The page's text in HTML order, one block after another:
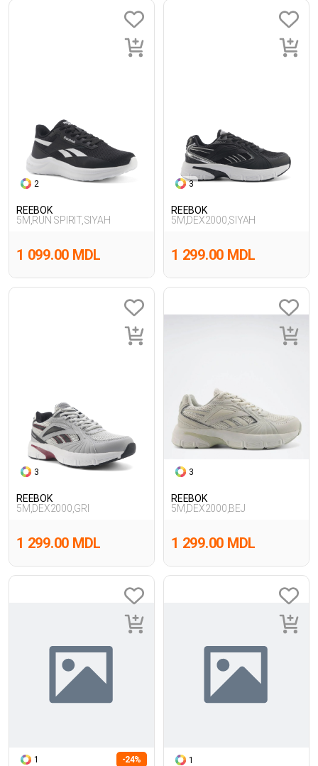
2
REEBOK
5M,RUN SPIRIT,SIYAH
1 099.00 MDL
3
REEBOK
5M,DEX2000,SIYAH
1 299.00 MDL
3
REEBOK
5M,DEX2000,GRI
1 299.00 MDL
3
REEBOK
5M,DEX2000,BEJ
1 299.00 MDL
1 -24% 1